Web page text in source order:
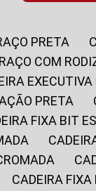
PRETA
COM
PRETA
FIXA BIT
CADEIRA